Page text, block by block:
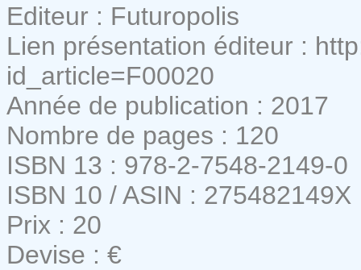
Editeur : Futuropolis
Lien présentation éditeur :
id_article=F00020
Année de publication : 2017
Nombre de pages : 120
ISBN 13 : 978-2-7548-2149-0
ISBN 10 / ASIN : 275482149X
Prix : 20
Devise : €